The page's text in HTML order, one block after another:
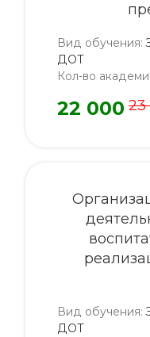
Вид обучения:
ДОТ
Кол-во
22 000 23
Вид обучения:
ДОТ